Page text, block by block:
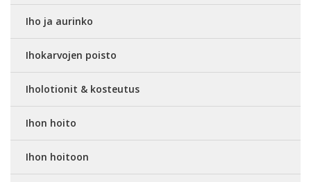
Iho ja aurinko
Ihokarvojen poisto
Iholotionit & kosteutus
Ihon hoito
Ihon hoitoon